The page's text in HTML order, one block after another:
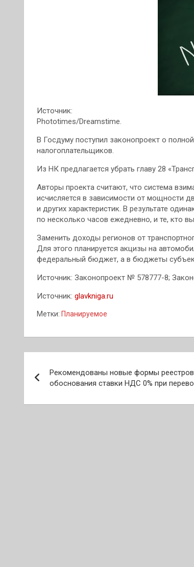
Источник:
Phototimes/Dreamstime.
В Госдуму поступил законопроект о
налогоплательщиков.
Из НК предлагается убрать главу 28
Авторы проекта считают, что система
исчисляется в зависимости от мощности
и других характеристик. В результате
по несколько часов ежедневно, и те, кто
Заменить доходы регионов от
Для этого планируется акцизы на
федеральный бюджет, а в бюджеты
Источник: Законопроект № 578777-8;
Источник: glavkniga.ru
Метки: Планируемое
по
записям
Рекомендованы новые формы
обоснования ставки НДС 0% при